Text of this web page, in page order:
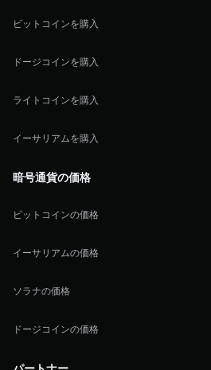
ビットコインを購入
ドージコインを購入
ライトコインを購入
イーサリアムを購入
暗号通貨の価格
ビットコインの価格
イーサリアムの価格
ソラナの価格
ドージコインの価格